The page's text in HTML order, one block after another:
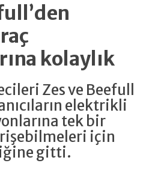
kolaylık
Zes ve Beefull
elektrikli
tek bir
için
gitti.